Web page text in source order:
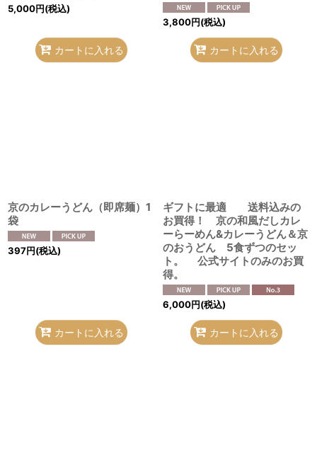
5,000円(税込)
カートに入れる
3,800円(税込)
カートに入れる
京のカレーうどん（即席麺）1
袋
397円(税込)
カートに入れる
ギフトに最適 送料込みの
お買得！ 京の和風だしカレ
ーらーめん&カレーうどん＆京
のおうどん 5食ずつのセッ
ト。 公式サイトのみのお買
得。
6,000円(税込)
カートに入れる